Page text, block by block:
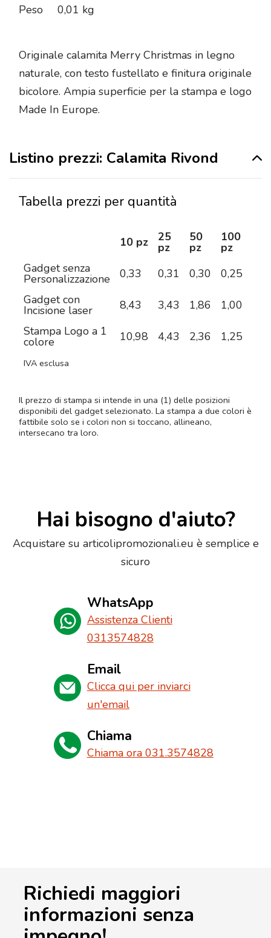
Peso 0,01 kg
Originale calamita Merry Christmas in legno
naturale, con testo fustellato e finitura originale
bicolore. Ampia superficie per la stampa e logo
Made In Europe.
Listino prezzi: Calamita Rivond
Tabella prezzi per quantità
10 pz 25
pz
50
pz
100
pz
Gadget senza
Personalizzazione 0,33 0,31 0,30 0,25
Gadget con
Incisione laser 8,43 3,43 1,86 1,00
Stampa Logo a 1
colore 10,98 4,43 2,36 1,25
IVA esclusa
Il prezzo di stampa si intende in una (1) delle posizioni
disponibili del gadget selezionato. La stampa a due colori è
fattibile solo se i colori non si toccano, allineano,
intersecano tra loro.
Hai bisogno d'aiuto?
Acquistare su articolipromozionali.eu è semplice e
sicuro
WhatsApp
Assistenza Clienti
0313574828
Email
Clicca qui per inviarci
un'email
Chiama
Chiama ora 031.3574828
Richiedi maggiori
informazioni senza